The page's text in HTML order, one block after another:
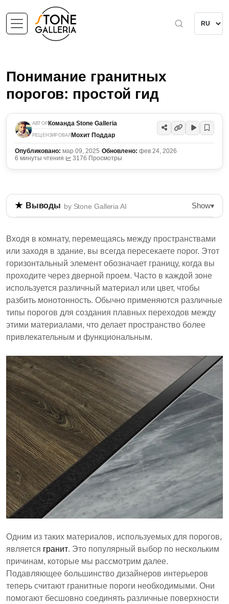
Понимание гранитных
порогов: простой гид
АВТОР Команда Stone Galleria
РЕЦЕНЗИРОВАЛ Мохит Поддар
Опубликовано: мар 09, 2025·Обновлено: фев 24, 2026·
6 минуты чтения· 3176 Просмотры
Выводы by Stone Galleria AI Show▾
гранитные дверные подушки, используются для
создания плавных переходов между различными
материалами пола. Они долговечны,
водоотталкивающие и обычно устанавливаются в
различных помещениях, включая жилые и
коммерческие здания. Понимание их
преимуществ помогает строителям и
девелоперам принимать обоснованные решения
о их использовании.
типами полов и защищают от износа и влаги.
Они обычно используются в дверных проемах,
ванных комнатах, кухнях и коммерческих
помещениях.
Гранит предлагает долговечность,
эстетическую привлекательность и
экономическую эффективность по сравнению
с другими материалами.
Гранитные пороги являются важными
архитектурными элементами, которые улучшают
как функциональность, так и внешний вид
Входя в комнату, перемещаясь между пространствами
или заходя в здание, вы всегда пересекаете порог. Этот
горизонтальный элемент обозначает границу, когда вы
проходите через дверной проем. Часто в каждой зоне
используется различный материал или цвет, чтобы
разбить монотонность. Обычно применяются различные
типы порогов для создания плавных переходов между
этими материалами, что делает пространство более
привлекательным и функциональным.
Одним из таких материалов, используемых для порогов,
является гранит. Это популярный выбор по нескольким
причинам, которые мы рассмотрим далее.
Подавляющее большинство дизайнеров интерьеров
теперь считают гранитные пороги необходимыми. Они
помогают бесшовно соединять различные поверхности